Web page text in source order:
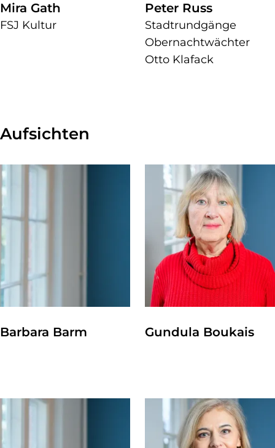
Mira Gath
FSJ Kultur
Peter Russ
Stadtrundgänge
Obernachtwächter
Otto Klafack
Aufsichten
Barbara Barm Gundula Boukais